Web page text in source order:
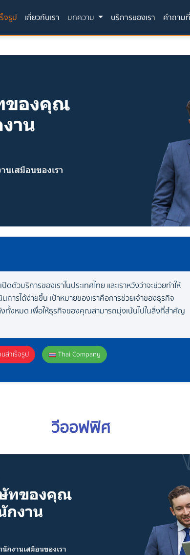
จรูป (current)
เกี่ยวกับเรา บทความ บริการของเรา คำถาม
ดตัวบริการของเราในประเทศไทย และเราหวังว่าจะช่วยทำให้
ารได้ง่ายขึ้น เป้าหมายของเราคือการช่วยเจ้าของธุรกิจ
งทั้งหมด เพื่อให้ธุรกิจของคุณสามารถมุ่งเน้นไปในสิ่งที่สำคัญ
สำเร็จรูป Thai Company
วีออฟฟิศ